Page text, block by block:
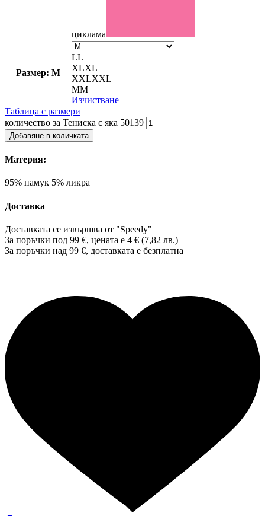
циклама
Размер: М
LL
XLXL
XXLXXL
ММ
Изчистване
Таблица с размери
количество за Тениска с яка 50139
Добавяне в количката
Материя:
95% памук 5% ликра
Доставка
Доставката се извършва от "Speedy"
За поръчки под 99 €, цената е 4 € (7,82 лв.)
За поръчки над 99 €, доставката е безплатна